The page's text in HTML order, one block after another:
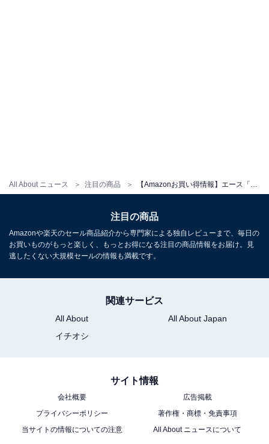
All About ニュース 注目の商品
[エース]スーツケース タッシェ 機内持込 Sサイズ 2-3泊
ック
Amazonで見る
エース「ラディアル S」
注目の商品
Amazonや楽天のセール商品紹介から専門家による独自レビューまで、毎日の
お買いものがもっと楽しく、もっとお得になる注目の商品情報をお届け。見
逃したくない大規模セールの情報も満載です。
関連サービス
All About
All About Japan
イチオシ
サイト情報
会社概要
広告掲載
プライバシーポリシー
著作権・商標・免責事項
当サイトの情報についての注意
All About ニュースについて